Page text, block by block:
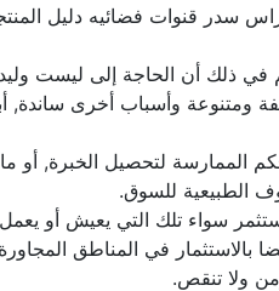
ذلك أن الحاجة إلى ليست وليدة
وأسباب أخرى ساندة,
لتحصيل الخبرة, أو ما
سواء تلك التي يعيش أو يعمل
في المناطق
ولا تنقص.